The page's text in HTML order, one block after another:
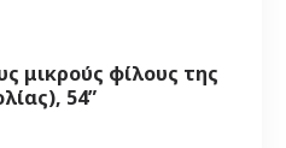
μικρούς φίλους της
54”